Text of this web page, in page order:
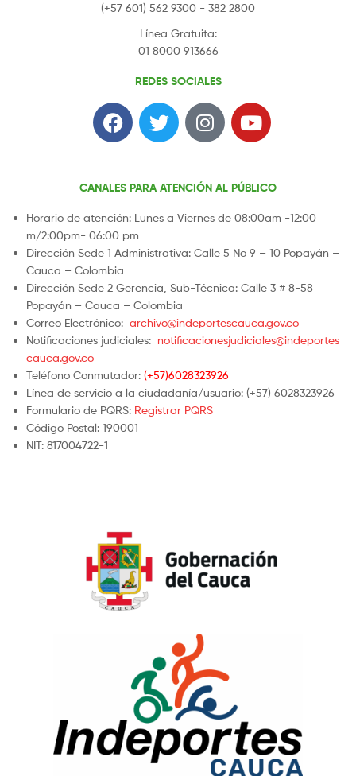
(+57 601) 562 9300 - 382 2800
Línea Gratuita:
01 8000 913666
REDES SOCIALES
CANALES PARA ATENCIÓN AL PÚBLICO
Horario de atención: Lunes a Viernes de 08:00am -12:00
m/2:00pm- 06:00 pm
Dirección Sede 1 Administrativa: Calle 5 No 9 – 10 Popayán –
Cauca – Colombia
Dirección Sede 2 Gerencia, Sub-Técnica: Calle 3 # 8-58
Popayán – Cauca – Colombia
Correo Electrónico: archivo@indeportescauca.gov.co
Notificaciones judiciales: notificacionesjudiciales@indeportes
cauca.gov.co
Teléfono Conmutador: (+57)6028323926
Línea de servicio a la ciudadanía/usuario: (+57) 6028323926
Formulario de PQRS: Registrar PQRS
Código Postal: 190001
NIT: 817004722-1